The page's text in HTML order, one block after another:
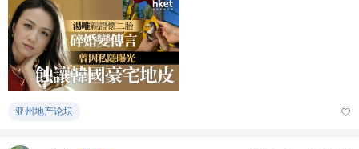
亚州地产论坛